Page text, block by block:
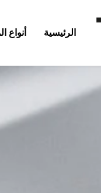
الرئيسية أنواع